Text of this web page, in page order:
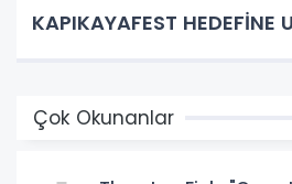
KAPIKAYAFEST HEDEFİNE
Çok Okunanlar